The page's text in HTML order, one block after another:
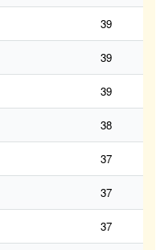
39
39
39
38
37
37
37